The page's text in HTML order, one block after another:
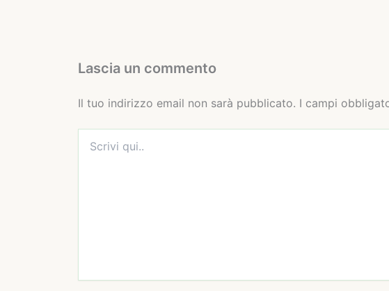
Lascia un commento
Il tuo indirizzo email non sarà pubblicato. I campi
qui..